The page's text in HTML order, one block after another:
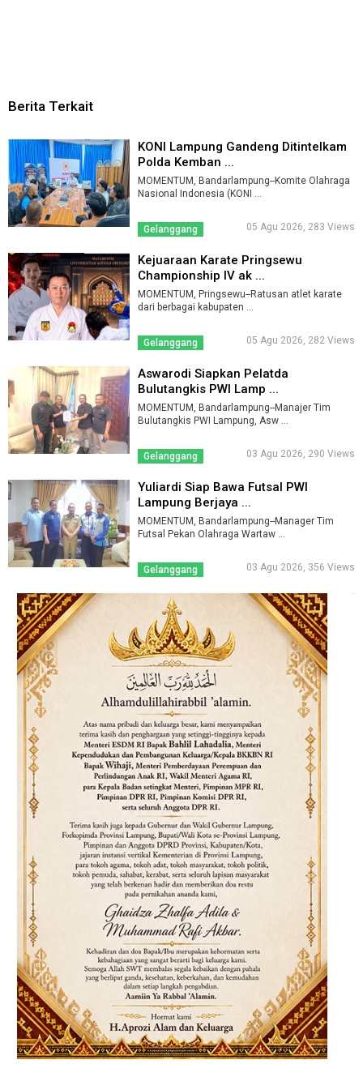
Berita Terkait
KONI Lampung Gandeng Ditintelkam
Polda Kemban ...
MOMENTUM, Bandarlampung--Komite Olahraga
Nasional Indonesia (KONI ...
Gelanggang 05 Agu 2026, 283 Views
Kejuaraan Karate Pringsewu
Championship IV ak ...
MOMENTUM, Pringsewu--Ratusan atlet karate
dari berbagai kabupaten ...
Gelanggang 05 Agu 2026, 282 Views
Aswarodi Siapkan Pelatda
Bulutangkis PWI Lamp ...
MOMENTUM, Bandarlampung--Manajer Tim
Bulutangkis PWI Lampung, Asw ...
Gelanggang 03 Agu 2026, 290 Views
Yuliardi Siap Bawa Futsal PWI
Lampung Berjaya ...
MOMENTUM, Bandarlampung--Manager Tim
Futsal Pekan Olahraga Wartaw ...
Gelanggang 03 Agu 2026, 356 Views